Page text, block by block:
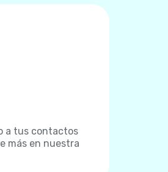
a tus contactos
más en nuestra